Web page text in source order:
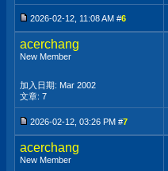
2026-02-12, 11:08 AM #6
acerchang
New Member
加入日期: Mar 2002
文章: 7
2026-02-12, 03:26 PM #7
acerchang
New Member